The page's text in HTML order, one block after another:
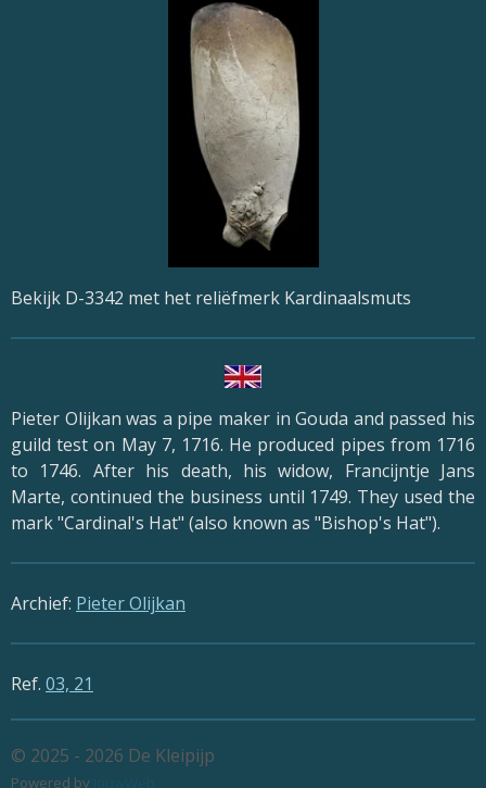
Bekijk D-3342 met het reliëfmerk Kardinaalsmuts
Pieter Olijkan was a pipe maker in Gouda and passed his
guild test on May 7, 1716. He produced pipes from 1716
to 1746. After his death, his widow, Francijntje Jans
Marte, continued the business until 1749. They used the
mark "Cardinal's Hat" (also known as "Bishop's Hat").
Archief: Pieter Olijkan
Ref. 03, 21
© 2025 - 2026 De Kleipijp
Powered by